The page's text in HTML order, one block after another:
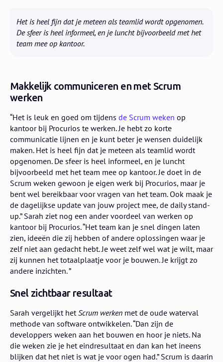
Het is heel fijn dat je meteen als teamlid wordt opgenomen.
De sfeer is heel informeel, en je luncht bijvoorbeeld met het
team mee op kantoor.
Makkelijk communiceren en met Scrum
werken
“Het is leuk en goed om tijdens de Scrum weken op
kantoor bij Procurios te werken. Je hebt zo korte
communicatie lijnen en je kunt beter je wensen duidelijk
maken. Het is heel fijn dat je meteen als teamlid wordt
opgenomen. De sfeer is heel informeel, en je luncht
bijvoorbeeld met het team mee op kantoor. Je doet in de
Scrum weken gewoon je eigen werk bij Procurios, maar je
bent wel bereikbaar voor vragen van het team. Ook maak je
de dagelijkse update van jouw project mee, de daily stand-
up.” Sarah ziet nog een ander voordeel van werken op
kantoor bij Procurios. “Het team kan je snel dingen laten
zien, ideeën die zij hebben of andere oplossingen waar je
zelf niet aan gedacht hebt. Je weet zelf wel wat je wilt, maar
zij kunnen het totaalplaatje voor je bouwen. Je krijgt zo
andere inzichten. ”
Snel zichtbaar resultaat
Sarah vergelijkt het Scrum werken met de oude waterval
methode van software ontwikkelen. “Dan zijn de
developpers weken aan het bouwen en hoor je niets. Na
die weken zie je het eindresultaat en dan kan het ineens
blijken dat het niet is wat je voor ogen had.” Scrum is daarin